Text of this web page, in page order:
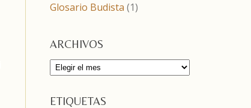
Glosario Budista (1)
ARCHIVOS
Archivos
ETIQUETAS